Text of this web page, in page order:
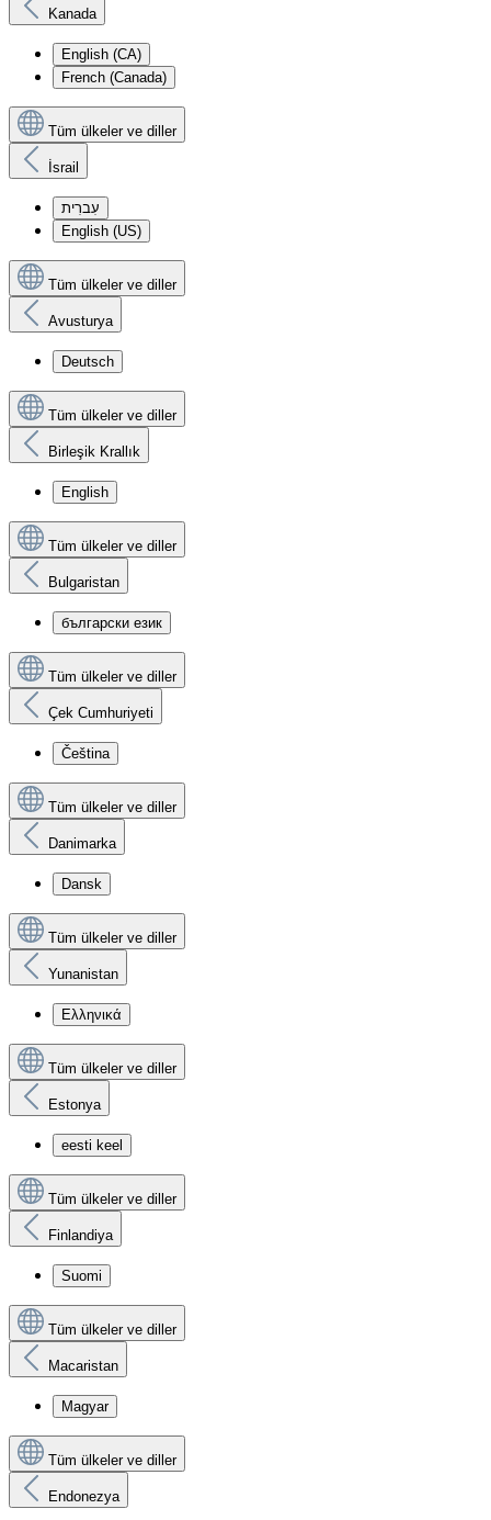
Kanada
English (CA)
French (Canada)
Tüm ülkeler ve diller
İsrail
עִברִית
English (US)
Tüm ülkeler ve diller
Avusturya
Deutsch
Tüm ülkeler ve diller
Birleşik Krallık
English
Tüm ülkeler ve diller
Bulgaristan
български език
Tüm ülkeler ve diller
Çek Cumhuriyeti
Čeština
Tüm ülkeler ve diller
Danimarka
Dansk
Tüm ülkeler ve diller
Yunanistan
Ελληνικά
Tüm ülkeler ve diller
Estonya
eesti keel
Tüm ülkeler ve diller
Finlandiya
Suomi
Tüm ülkeler ve diller
Macaristan
Magyar
Tüm ülkeler ve diller
Endonezya